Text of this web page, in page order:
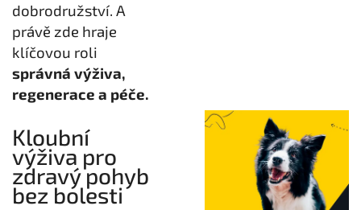
dobrodružství. A
právě zde hraje
klíčovou roli
správná výživa,
regenerace a péče.
Kloubní
výživa pro
zdravý pohyb
bez bolesti